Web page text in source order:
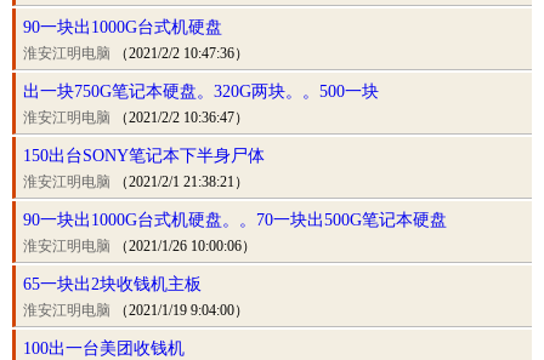
90一块出1000G台式机硬盘
淮安江明电脑 （2021/2/2 10:47:36）
出一块750G笔记本硬盘。320G两块。。500一块
淮安江明电脑 （2021/2/2 10:36:47）
150出台SONY笔记本下半身尸体
淮安江明电脑 （2021/2/1 21:38:21）
90一块出1000G台式机硬盘。。70一块出500G笔记本硬盘
淮安江明电脑 （2021/1/26 10:00:06）
65一块出2块收钱机主板
淮安江明电脑 （2021/1/19 9:04:00）
100出一台美团收钱机